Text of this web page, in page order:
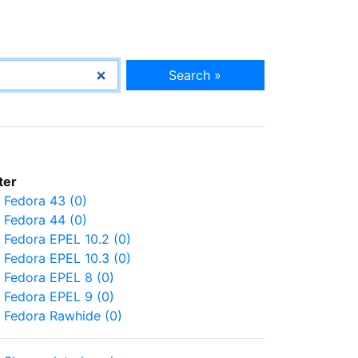
Search »
Fedora 43 (0)
Fedora 44 (0)
Fedora EPEL 10.2 (0)
Fedora EPEL 10.3 (0)
Fedora EPEL 8 (0)
Fedora EPEL 9 (0)
Fedora Rawhide (0)